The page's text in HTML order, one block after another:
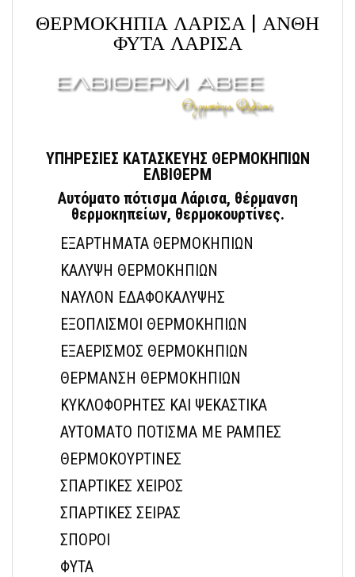
ΘΕΡΜΟΚΗΠΙΑ ΛΑΡΙΣΑ | ΑΝΘΗ
ΦΥΤΑ ΛΑΡΙΣΑ
ΥΠΗΡΕΣΙΕΣ ΚΑΤΑΣΚΕΥΗΣ ΘΕΡΜΟΚΗΠΙΩΝ
ΕΛΒΙΘΕΡΜ
Αυτόματο πότισμα Λάρισα, θέρμανση
θερμοκηπείων, θερμοκουρτίνες.
ΕΞΑΡΤΗΜΑΤΑ ΘΕΡΜΟΚΗΠΙΩΝ
ΚΑΛΥΨΗ ΘΕΡΜΟΚΗΠΙΩΝ
ΝΑΥΛΟΝ ΕΔΑΦΟΚΑΛΥΨΗΣ
ΕΞΟΠΛΙΣΜΟΙ ΘΕΡΜΟΚΗΠΙΩΝ
ΕΞΑΕΡΙΣΜΟΣ ΘΕΡΜΟΚΗΠΙΩΝ
ΘΕΡΜΑΝΣΗ ΘΕΡΜΟΚΗΠΙΩΝ
ΚΥΚΛΟΦΟΡΗΤΕΣ ΚΑΙ ΨΕΚΑΣΤΙΚΑ
ΑΥΤΟΜΑΤΟ ΠΟΤΙΣΜΑ ΜΕ ΡΑΜΠΕΣ
ΘΕΡΜΟΚΟΥΡΤΙΝΕΣ
ΣΠΑΡΤΙΚΕΣ ΧΕΙΡΟΣ
ΣΠΑΡΤΙΚΕΣ ΣΕΙΡΑΣ
ΣΠΟΡΟΙ
ΦΥΤΑ